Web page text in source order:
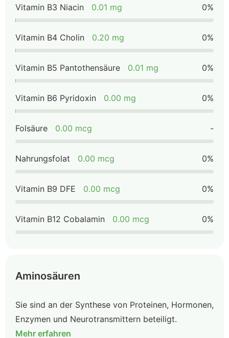
Vitamin B3 Niacin 0.01 mg 0%
Vitamin B4 Cholin 0.20 mg 0%
Vitamin B5 Pantothensäure 0.01 mg 0%
Vitamin B6 Pyridoxin 0.00 mg 0%
Folsäure 0.00 mcg -
Nahrungsfolat 0.00 mcg 0%
Vitamin B9 DFE 0.00 mcg 0%
Vitamin B12 Cobalamin 0.00 mcg 0%
Aminosäuren
Sie sind an der Synthese von Proteinen, Hormonen,
Enzymen und Neurotransmittern beteiligt.
Mehr erfahren